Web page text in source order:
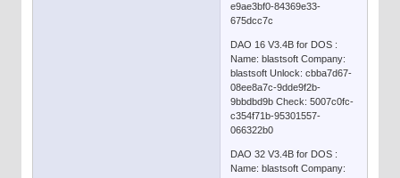
e9ae3bf0-84369e33-
675dcc7c
DAO 16 V3.4B for DOS :
Name: blastsoft Company:
blastsoft Unlock: cbba7d67-
08ee8a7c-9dde9f2b-
9bbdbd9b Check: 5007c0fc-
c354f71b-95301557-
066322b0
DAO 32 V3.4B for DOS :
Name: blastsoft Company: